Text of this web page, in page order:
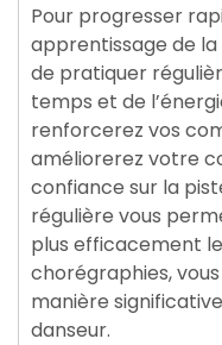
Pour progresser
apprentissage de la
de pratiquer
temps et de
renforcerez vos
améliorerez votre
confiance sur la
régulière vous
plus efficacement
chorégraphies,
manière
danseur.